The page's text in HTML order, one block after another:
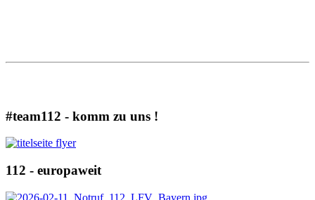
#team112 - komm zu uns !
112 - europaweit